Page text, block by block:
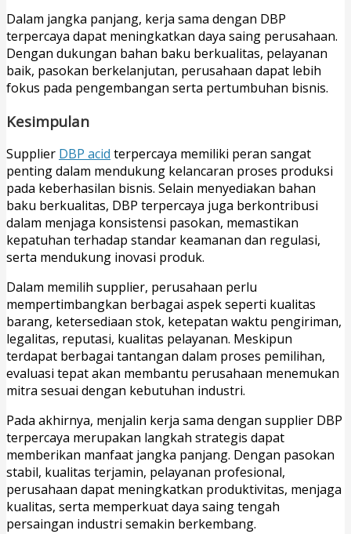
Dalam jangka panjang, kerja sama dengan DBP
terpercaya dapat meningkatkan daya saing perusahaan.
Dengan dukungan bahan baku berkualitas, pelayanan
baik, pasokan berkelanjutan, perusahaan dapat lebih
fokus pada pengembangan serta pertumbuhan bisnis.
Kesimpulan
Supplier DBP acid terpercaya memiliki peran sangat
penting dalam mendukung kelancaran proses produksi
pada keberhasilan bisnis. Selain menyediakan bahan
baku berkualitas, DBP terpercaya juga berkontribusi
dalam menjaga konsistensi pasokan, memastikan
kepatuhan terhadap standar keamanan dan regulasi,
serta mendukung inovasi produk.
Dalam memilih supplier, perusahaan perlu
mempertimbangkan berbagai aspek seperti kualitas
barang, ketersediaan stok, ketepatan waktu pengiriman,
legalitas, reputasi, kualitas pelayanan. Meskipun
terdapat berbagai tantangan dalam proses pemilihan,
evaluasi tepat akan membantu perusahaan menemukan
mitra sesuai dengan kebutuhan industri.
Pada akhirnya, menjalin kerja sama dengan supplier DBP
terpercaya merupakan langkah strategis dapat
memberikan manfaat jangka panjang. Dengan pasokan
stabil, kualitas terjamin, pelayanan profesional,
perusahaan dapat meningkatkan produktivitas, menjaga
kualitas, serta memperkuat daya saing tengah
persaingan industri semakin berkembang.